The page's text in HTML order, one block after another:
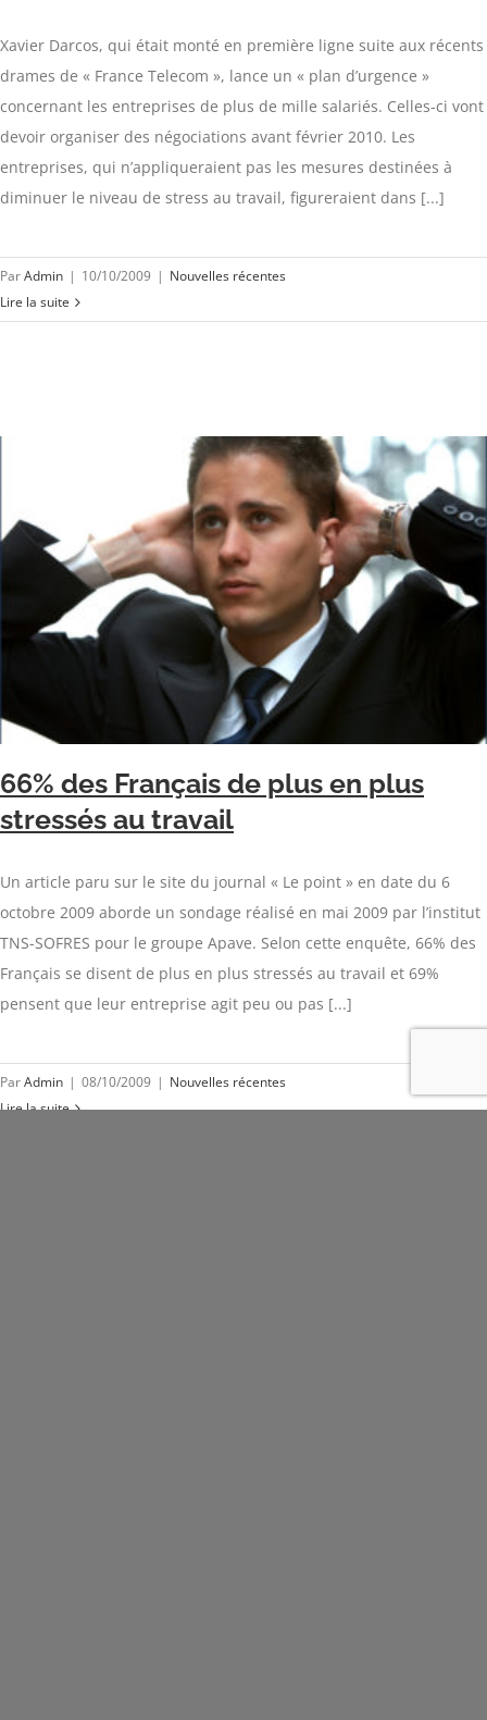
Xavier Darcos, qui était monté en première ligne suite aux récents
drames de « France Telecom », lance un « plan d’urgence »
concernant les entreprises de plus de mille salariés. Celles-ci vont
devoir organiser des négociations avant février 2010. Les
entreprises, qui n’appliqueraient pas les mesures destinées à
diminuer le niveau de stress au travail, figureraient dans [...]
ParAdmin | 10/10/2009 | Nouvelles récentes
Lire la suite
66% des Français de plus en plus
stressés au travail
Un article paru sur le site du journal « Le point » en date du 6
octobre 2009 aborde un sondage réalisé en mai 2009 par l’institut
TNS-SOFRES pour le groupe Apave. Selon cette enquête, 66% des
Français se disent de plus en plus stressés au travail et 69%
pensent que leur entreprise agit peu ou pas [...]
ParAdmin | 08/10/2009 | Nouvelles récentes
Lire la suite